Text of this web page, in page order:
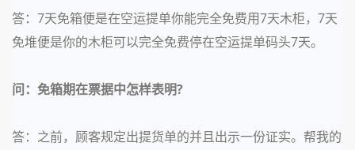
答：7天免箱便是在空运提单你能完全免费用7天木柜，7天
免堆便是你的木柜可以完全免费停在空运提单码头7天。
问：免箱期在票据中怎样表明?
答：之前，顾客规定出提货单的并且出示一份证实。帮我的